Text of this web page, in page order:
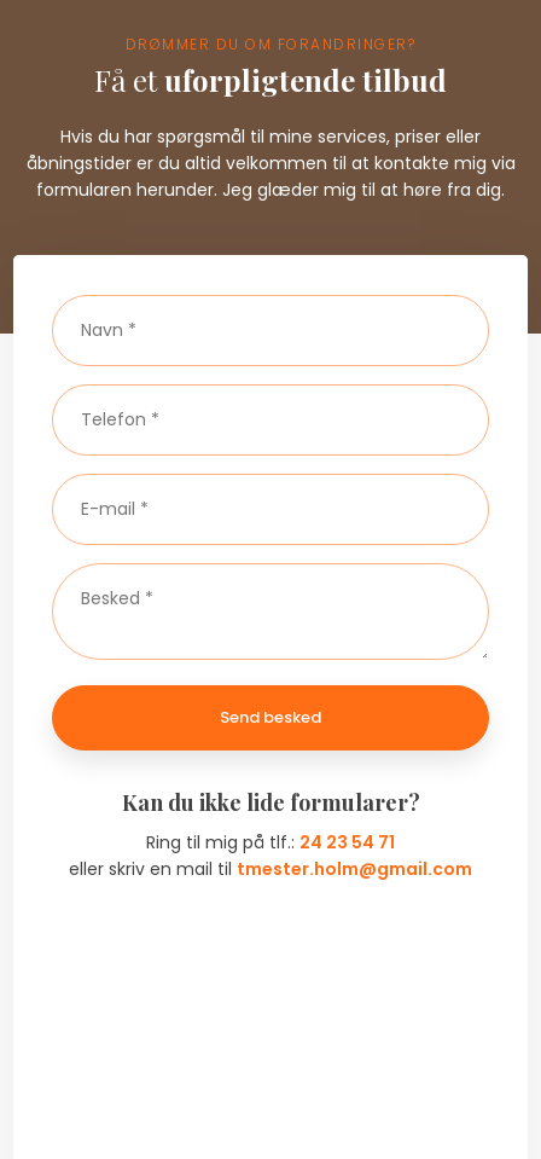
DRØMMER DU OM FORANDRINGER?
Få etuforpligtende tilbud
Hvis du har spørgsmål til mine services, priser eller
åbningstider er du altid velkommen til at kontakte mig via
formularen herunder. Jeg glæder mig til at høre fra dig.
​Kan du ikke lide formularer?
Ring til mig på tlf.: 24 23 54 71
​eller skriv en mail til tmester.holm@gmail.com